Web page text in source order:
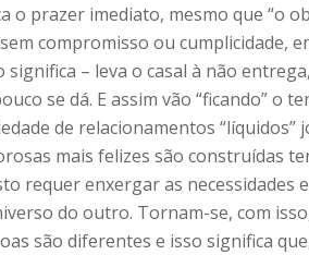
o prazer imediato, mesmo que “o
compromisso ou cumplicidade,
significa – leva o casal à não
se dá. E assim vão “ficando” o
de relacionamentos
mais felizes são construídas
requer enxergar as necessidades
do outro. Tornam-se, com
são diferentes e isso significa